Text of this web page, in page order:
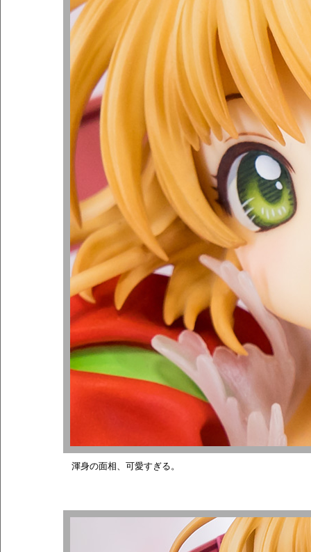
渾身の面相、可愛すぎる。